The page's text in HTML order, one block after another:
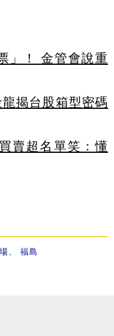
」！ 金管會說重
揭台股箱型密碼
賣超名單笑：懂
、 福島